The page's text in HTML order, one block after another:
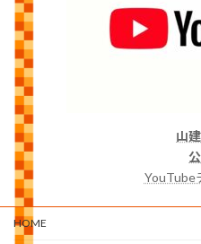
山
YouTube
HOME